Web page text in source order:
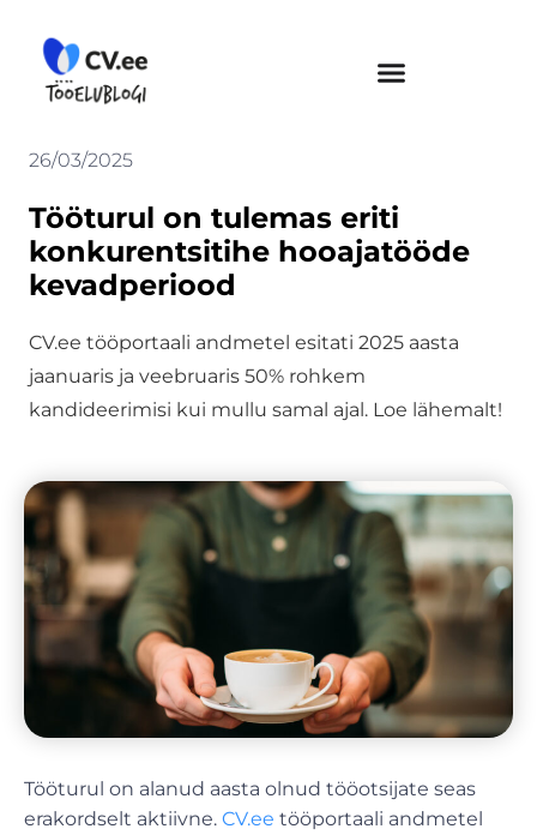
content
26/03/2025
Tööturul on tulemas eriti
konkurentsitihe hooajatööde
kevadperiood
CV.ee tööportaali andmetel esitati 2025 aasta
jaanuaris ja veebruaris 50% rohkem
kandideerimisi kui mullu samal ajal. Loe lähemalt!
Tööturul on alanud aasta olnud tööotsijate seas
erakordselt aktiivne. CV.ee tööportaali andmetel